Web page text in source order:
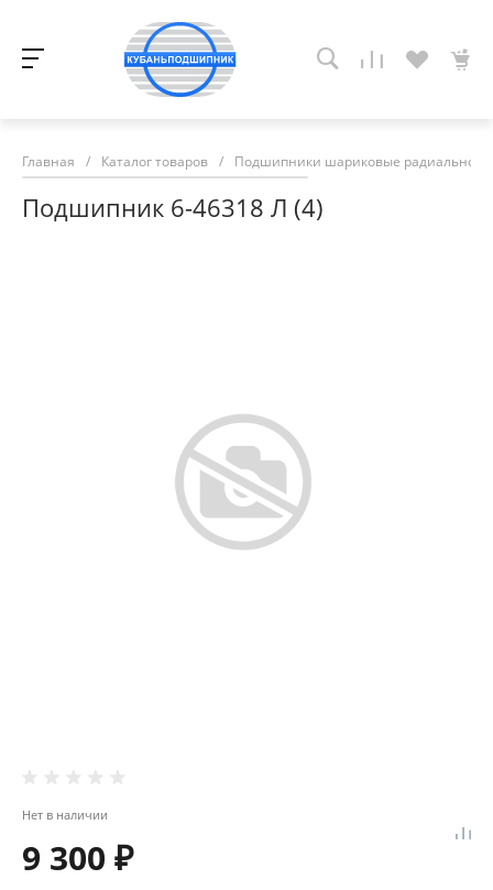
Главная / Каталог товаров / Подшипники шариковые радиально-
Подшипник 6-46318 Л (4)
Нет в наличии
9 300 ₽